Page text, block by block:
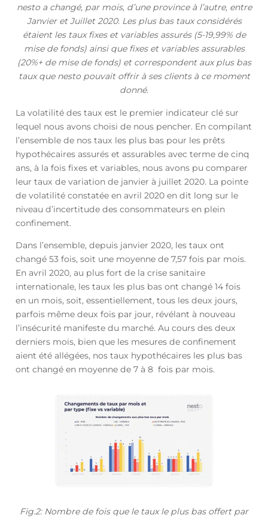
nesto a changé, par mois, d’une province à l’autre, entre
Janvier et Juillet 2020. Les plus bas taux considérés
étaient les taux fixes et variables assurés (5-19,99% de
mise de fonds) ainsi que fixes et variables assurables
(20%+ de mise de fonds) et correspondent aux plus bas
taux que nesto pouvait offrir à ses clients à ce moment
donné.
La volatilité des taux est le premier indicateur clé sur
lequel nous avons choisi de nous pencher. En compilant
l’ensemble de nos taux les plus bas pour les prêts
hypothécaires assurés et assurables avec terme de cinq
ans, à la fois fixes et variables, nous avons pu comparer
leur taux de variation de janvier à juillet 2020. La pointe
de volatilité constatée en avril 2020 en dit long sur le
niveau d’incertitude des consommateurs en plein
confinement.
Dans l’ensemble, depuis janvier 2020, les taux ont
changé 53 fois, soit une moyenne de 7,57 fois par mois.
En avril 2020, au plus fort de la crise sanitaire
internationale, les taux les plus bas ont changé 14 fois
en un mois, soit, essentiellement, tous les deux jours,
parfois même deux fois par jour, révélant à nouveau
l’insécurité manifeste du marché. Au cours des deux
derniers mois, bien que les mesures de confinement
aient été allégées, nos taux hypothécaires les plus bas
ont changé en moyenne de 7 à 8 fois par mois.
Fig.2: Nombre de fois que le taux le plus bas offert par